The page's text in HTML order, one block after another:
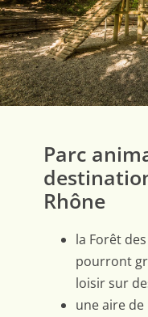
Parc
Rhône
la Forêt
pourront
loisir sur
une aire